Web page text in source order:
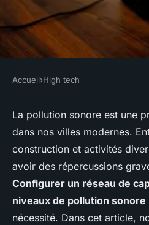
HIGH TECH
Comment
réseau de
surveiller les
pollution
urbain?
Accueil›High tech
La pollution sonore est une
dans nos villes modernes.
construction et activités
avoir des répercussions
Configurer un réseau de
niveaux de pollution sonore
nécessité. Dans cet article,